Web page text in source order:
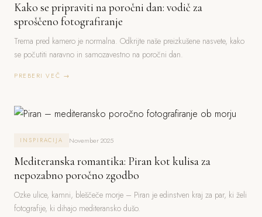
Kako se pripraviti na poročni dan: vodič za
sproščeno fotografiranje
Trema pred kamero je normalna. Odkrijte naše preizkušene nasvete, kako
se počutiti naravno in samozavestno na poročni dan.
PREBERI VEČ →
INSPIRACIJA November 2025
Mediteranska romantika: Piran kot kulisa za
nepozabno poročno zgodbo
Ozke ulice, kamni, bleščeče morje – Piran je edinstven kraj za par, ki želi
fotografije, ki dihajo mediteransko dušo.